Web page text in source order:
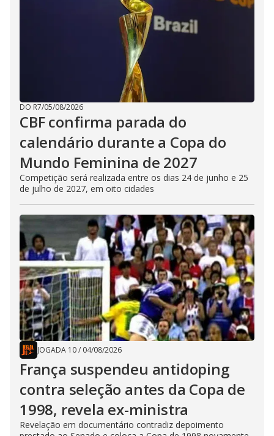
DO R7/05/08/2026
CBF confirma parada do
calendário durante a Copa do
Mundo Feminina de 2027
Competição será realizada entre os dias 24 de junho e 25
de julho de 2027, em oito cidades
JOGADA 10/ 04/08/2026
França suspendeu antidoping
contra seleção antes da Copa de
1998, revela ex-ministra
Revelação em documentário contradiz depoimento